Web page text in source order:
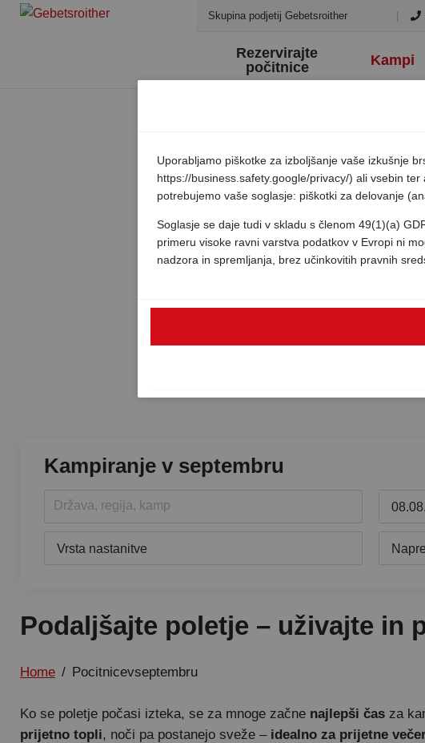
Skupina podjetij Gebetsroither |
Rezervirajte
počitnice
Kampi
Kampiranje v septembru
Država, regija, kamp
Vrsta nastanitve
Podaljšajte poletje – uživajte in
Home / Pocitnicevseptembru
Ko se poletje počasi izteka, se za mnoge začne najlepši čas za
prijetno topli, noči pa postanejo sveže – idealno za prijetne
Uporabljamo piškotke za izboljšanje vaše izkušnje
https://business.safety.google/privacy/) ali vsebin
potrebujemo vaše soglasje: piškotki za delovanje
Soglasje se daje tudi v skladu s členom 49(1)(a)
primeru visoke ravni varstva podatkov v Evropi ni
nadzora in spremljanja, brez učinkovitih pravnih